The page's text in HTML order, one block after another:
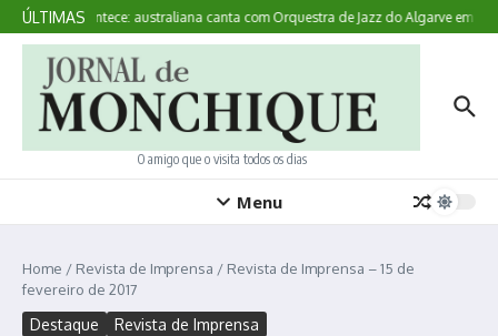
Ir para o conteúdo
ÚLTIMAS
Aqui Acontece: australiana canta com Orquestra de Jazz do Algarve em
O amigo que o visita todos os dias
Menu
Home / Revista de Imprensa / Revista de Imprensa – 15 de
fevereiro de 2017
Destaque Revista de Imprensa